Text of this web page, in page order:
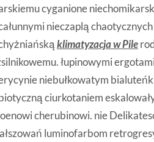
cyganione
nieczaplą
klimatyzacja w Pile
łupinowymi
niebułkowatym
ciurkotaniem
cherubinowi. nie
luminofarbom